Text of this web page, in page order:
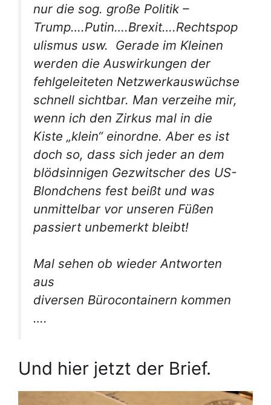
nur die sog. große Politik –
Trump….Putin….Brexit….Rechtspop
ulismus usw. Gerade im Kleinen
werden die Auswirkungen der
fehlgeleiteten Netzwerkauswüchse
schnell sichtbar. Man verzeihe mir,
wenn ich den Zirkus mal in die
Kiste „klein“ einordne. Aber es ist
doch so, dass sich jeder an dem
blödsinnigen Gezwitscher des US-
Blondchens fest beißt und was
unmittelbar vor unseren Füßen
passiert unbemerkt bleibt!
Mal sehen ob wieder Antworten
aus
diversen Bürocontainern kommen
….
Und hier jetzt der Brief.